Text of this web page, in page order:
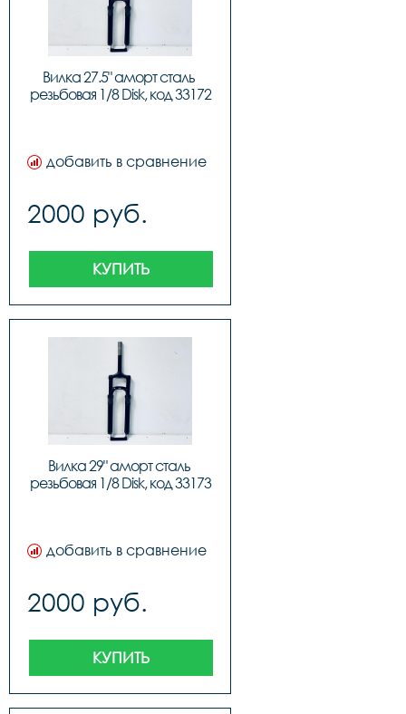
Вилка 27.5" аморт сталь
резьбовая 1/8 Disk, код 33172
добавить в сравнение
2000 руб.
КУПИТЬ
Вилка 29" аморт сталь
резьбовая 1/8 Disk, код 33173
добавить в сравнение
2000 руб.
КУПИТЬ